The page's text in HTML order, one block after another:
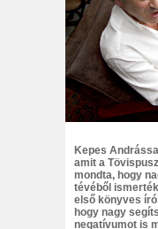
Kepes
amit a
mondta, hogy
tévéből
első könyves
hogy nagy
negatívumot is